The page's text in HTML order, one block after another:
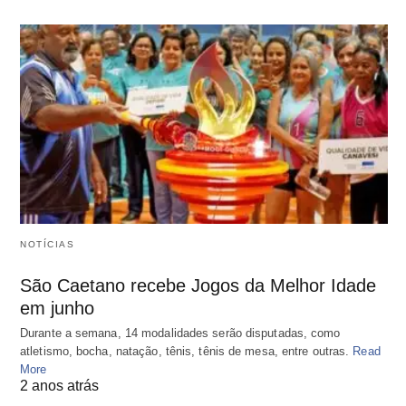
NOTÍCIAS
São Caetano recebe Jogos da Melhor Idade
em junho
Durante a semana, 14 modalidades serão disputadas, como
atletismo, bocha, natação, tênis, tênis de mesa, entre outras. Read
More
2 anos atrás